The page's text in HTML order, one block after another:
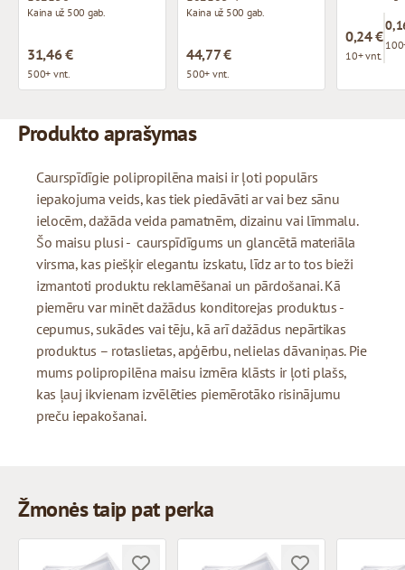
Kaina už 500 gab.
31,46 €
500+ vnt.
Kaina už 500 gab.
44,77 €
500+ vnt.
0,24 €
10+ vnt.
Produkto aprašymas
Caurspīdīgie polipropilēna maisi ir ļoti populārs
iepakojuma veids, kas tiek piedāvāti ar vai bez sānu
ielocēm, dažāda veida pamatnēm, dizainu vai līmmalu.
Šo maisu plusi - caurspīdīgums un glancētā materiāla
virsma, kas piešķir elegantu izskatu, līdz ar to tos bieži
izmantoti produktu reklamēšanai un pārdošanai. Kā
piemēru var minēt dažādus konditorejas produktus -
cepumus, sukādes vai tēju, kā arī dažādus nepārtikas
produktus – rotaslietas, apģērbu, nelielas dāvaniņas. Pie
mums polipropilēna maisu izmēra klāsts ir ļoti plašs,
kas ļauj ikvienam izvēlēties piemērotāko risinājumu
preču iepakošanai.
Žmonės taip pat perka